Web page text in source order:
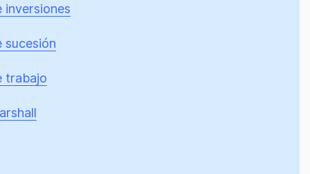
inversiones
sucesión
trabajo